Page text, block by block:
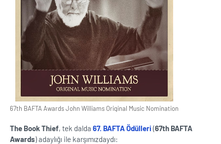
67th BAFTA Awards John Williams Original Music Nomination
The Book Thief, tek dalda 67. BAFTA Ödülleri (67th BAFTA
Awards) adaylığı ile karşımızdaydı: